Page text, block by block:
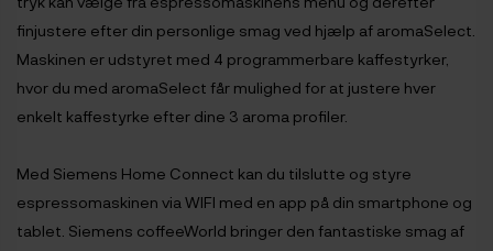
finjustere efter din personlige smag ved hjælp af aromaSelect.
Maskinen er udstyret med 4 programmerbare kaffestyrker,
hvor du med aromaSelect får mulighed for at justere hver
enkelt kaffestyrke efter dine 3 aroma profiler.
Med Siemens Home Connect kan du tilslutte og styre
espressomaskinen via WIFI med en app på din smartphone og
tablet. Siemens coffeeWorld bringer den fantastiske smag af